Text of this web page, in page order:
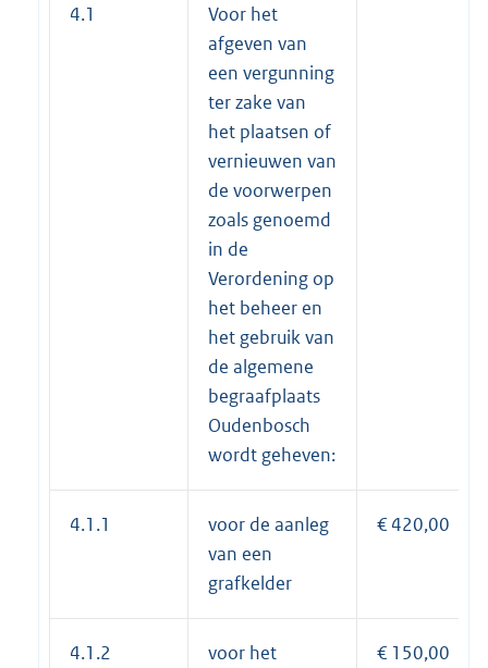
4.1
Voor het
afgeven van
een vergunning
ter zake van
het plaatsen of
vernieuwen van
de voorwerpen
zoals genoemd
in de
Verordening op
het beheer en
het gebruik van
de algemene
begraafplaats
Oudenbosch
wordt geheven:
4.1.1
voor de aanleg
van een
grafkelder
€ 420,00
4.1.2
voor het
€ 150,00